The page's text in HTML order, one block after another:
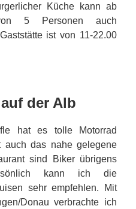
Küche kann ab
5 Personen auch
ist von 11-22.00
der Alb
hat es tolle Motorrad
auch das nahe gelegene
sind Biker übrigens
kann ich die
sehr empfehlen. Mit
Donau verbrachte ich